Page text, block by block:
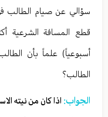
سؤالي عن صيام الطالب
قطع المسافة الشرعية
أسبوعياً) علماً بأن
الطالب؟
الجواب: اذا كان من نيته